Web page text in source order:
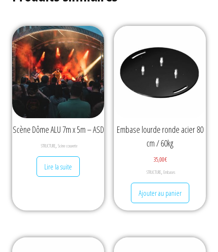
Scène Dôme ALU 7m x 5m – ASD
STRUCTURE, Scène couverte
Lire la suite
Embase lourde ronde acier 80
cm / 60kg
35,00€
STRUCTURE, Embases
Ajouter au panier